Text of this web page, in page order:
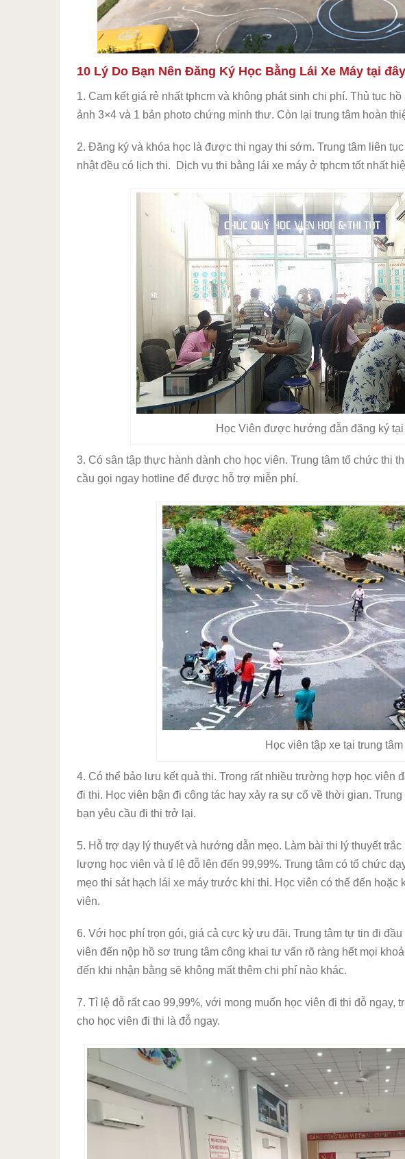
10 Lý Do Bạn Nên Đăng Ký Học Bằng Lái Xe Máy tại đây
1. Cam kết giá rẻ nhất tphcm và không phát sinh chi phí. Thủ tục
ảnh 3×4 và 1 bản photo chứng minh thư. Còn lại trung tâm hoàn
2. Đăng ký và khóa học là được thi ngay thi sớm. Trung tâm liên
nhật đều có lịch thi. Dịch vụ thi bằng lái xe máy ở tphcm tốt nhất
Học Viên được hướng đẫn đăng ký tại
3. Có sân tập thực hành dành cho học viên. Trung tâm tổ chức thi
cầu gọi ngay hotline để được hỗ trợ miễn phí.
Học viên tập xe tại trung tâm
4. Có thể bảo lưu kết quả thi. Trong rất nhiều trường hợp học viên
đi thi. Học viên bận đi công tác hay xảy ra sự cố về thời gian.
bạn yêu cầu đi thi trở lại.
5. Hỗ trợ dạy lý thuyết và hướng dẫn mẹo. Làm bài thi lý thuyết
lượng học viên và tỉ lệ đỗ lên đến 99,99%. Trung tâm có tổ chức
mẹo thi sát hạch lái xe máy trước khi thi. Học viên có thể đến hoặc
viên.
6. Với học phí trọn gói, giá cả cực kỳ ưu đãi. Trung tâm tự tin đi
viên đến nộp hồ sơ trung tâm công khai tư vấn rõ ràng hết mọi
đến khi nhận bằng sẽ không mất thêm chi phí nào khác.
7. Tỉ lệ đỗ rất cao 99,99%, với mong muốn học viên đi thi đỗ ngay,
cho học viên đi thi là đỗ ngay.